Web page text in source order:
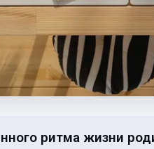
ритма жизни